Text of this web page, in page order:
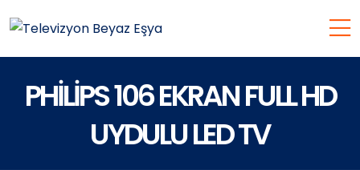
PHİLİPS 106 EKRAN FULL HD
UYDULU LED TV